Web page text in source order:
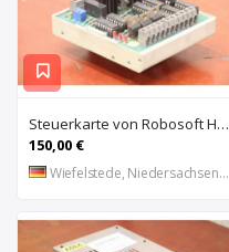
Steuerkarte von Robosoft HACO – HACC 013 PPES 30135
150,00 €
Wiefelstede, Niedersachsen, DE